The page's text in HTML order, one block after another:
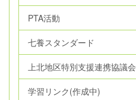
PTA活動
七養スタンダード
上北地区特別支援連携協議会
学習リンク(作成中)